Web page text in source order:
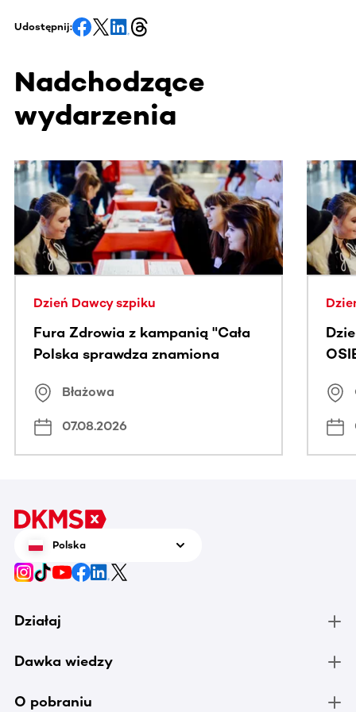
Udostępnij:
Nadchodzące
wydarzenia
Ta sekcja zawiera treści przewijane w poziomie. Użyj
Dzień Dawcy szpiku
Fura Zdrowia z kampanią "Cała
Polska sprawdza znamiona
Błażowa
07.08.2026
Polska
Działaj
Dawka wiedzy
O pobraniu